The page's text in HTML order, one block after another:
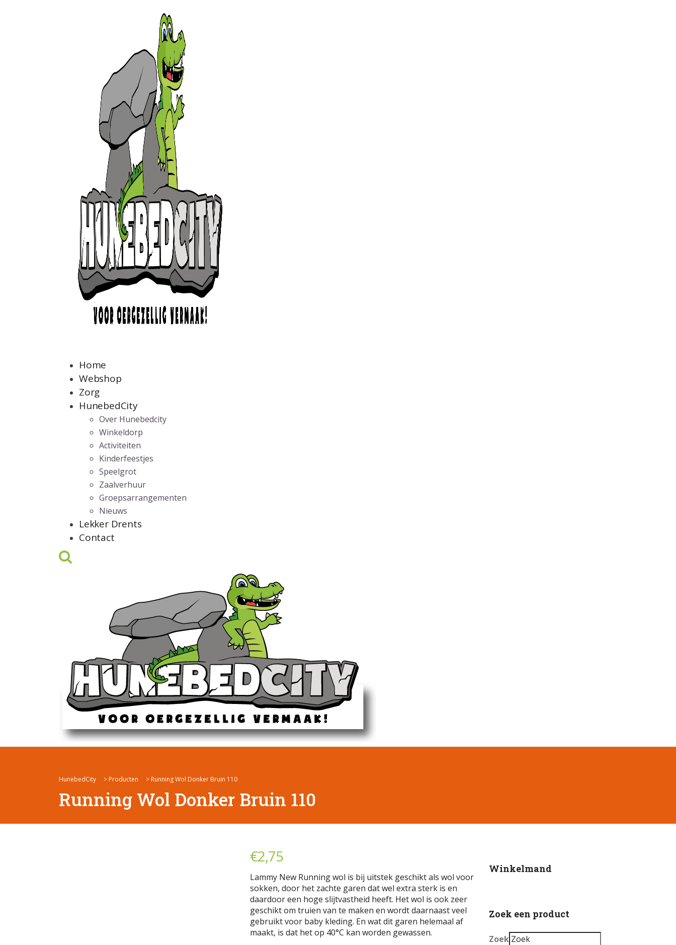
Home
Webshop
Zorg
HunebedCity
Over Hunebedcity
Winkeldorp
Activiteiten
Kinderfeestjes
Speelgrot
Zaalverhuur
Groepsarrangementen
Nieuws
Lekker Drents
Contact
HunebedCity > Producten > Running Wol Donker Bruin 110
Running Wol Donker Bruin 110
€2,75
Lammy New Running wol is bij uitstek geschikt als wol voor
sokken, door het zachte garen dat wel extra sterk is en
daardoor een hoge slijtvastheid heeft. Het wol is ook zeer
geschikt om truien van te maken en wordt daarnaast veel
gebruikt voor baby kleding. En wat dit garen helemaal af
maakt, is dat het op 40°C kan worden gewassen.
Winkelmand
Zoek een product
Zoek